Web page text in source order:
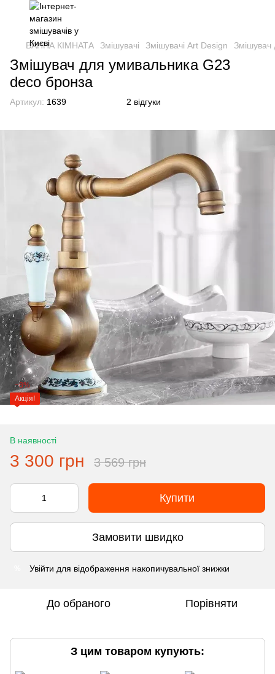
ВАННА КІМНАТА Змішувачі Змішувачі Art Design Змішувач
Змішувач для умивальника G23
deco бронза
Артикул: 1639 2 відгуки
−8%
Акція!
В наявності
3 300 грн 3 569 грн
Купити
Замовити швидко
Увійти для відображення накопичувальної знижки
До обраного Порівняти
З цим товаром купують: